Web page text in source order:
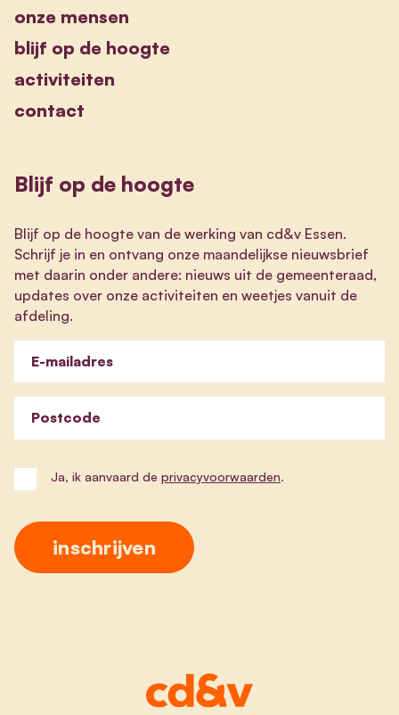
onze mensen
blijf op de hoogte
activiteiten
contact
Blijf op de hoogte
Blijf op de hoogte van de werking van cd&v Essen.
Schrijf je in en ontvang onze maandelijkse nieuwsbrief
met daarin onder andere: nieuws uit de gemeenteraad,
updates over onze activiteiten en weetjes vanuit de
afdeling.
E-mailadres
Postcode
Ja, ik aanvaard de privacyvoorwaarden.